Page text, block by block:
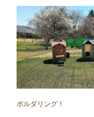
ボルダリング！